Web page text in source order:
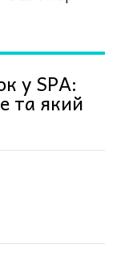
у SPA:
та який